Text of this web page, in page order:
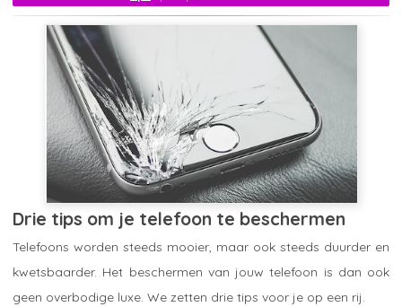
Drie tips om je telefoon te beschermen
Telefoons worden steeds mooier, maar ook steeds duurder en
kwetsbaarder. Het beschermen van jouw telefoon is dan ook
geen overbodige luxe. We zetten drie tips voor je op een rij.